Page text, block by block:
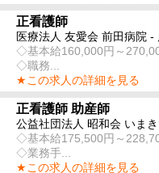
正看護師
医療法人 友愛会 前田病院 -
◇基本給160,000円～
◇職務...
★この求人の詳細を見る
正看護師 助産師
公益社団法人 昭和会 いま
◇基本給175,500円～
◇業務手...
★この求人の詳細を見る